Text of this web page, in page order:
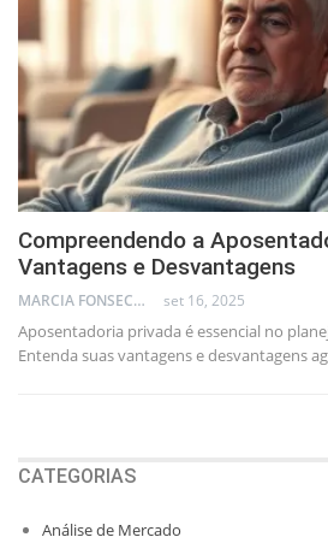
Compreendendo a
Vantagens e Desvantagens
MARCIA FONSECA - FINANCIAL CONSULTANT set 16, 2025
Aposentadoria privada é essencial no
Entenda suas vantagens e desvantagens
CATEGORIAS
Análise de Mercado